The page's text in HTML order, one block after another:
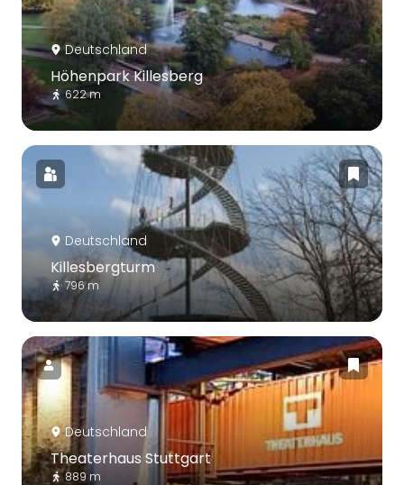
Deutschland
Höhenpark Killesberg
622 m
Deutschland
Killesbergturm
796 m
Deutschland
Theaterhaus Stuttgart
889 m